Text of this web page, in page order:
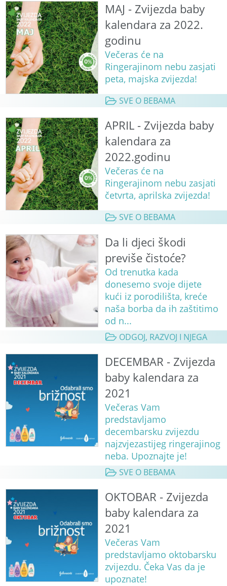
MAJ - Zvijezda baby
kalendara za 2022.
godinu
Večeras će na
Ringerajinom nebu zasjati
peta, majska zvijezda!
SVE O BEBAMA
APRIL - Zvijezda baby
kalendara za
2022.godinu
Večeras će na
Ringerajinom nebu zasjati
četvrta, aprilska zvijezda!
SVE O BEBAMA
Da li djeci škodi
previše čistoće?
Od trenutka kada
donesemo svoje dijete
kući iz porodilišta, kreće
naša borba da ih zaštitimo
od n...
ODGOJ, RAZVOJ I NJEGA
DECEMBAR - Zvijezda
baby kalendara za
2021
Večeras Vam
predstavljamo
decembarsku zvijezdu
najzvjezastijeg ringerajinog
neba. Upoznajte je!
SVE O BEBAMA
OKTOBAR - Zvijezda
baby kalendara za
2021
Večeras Vam
predstavljamo oktobarsku
zvijezdu. Čeka Vas da je
upoznate!